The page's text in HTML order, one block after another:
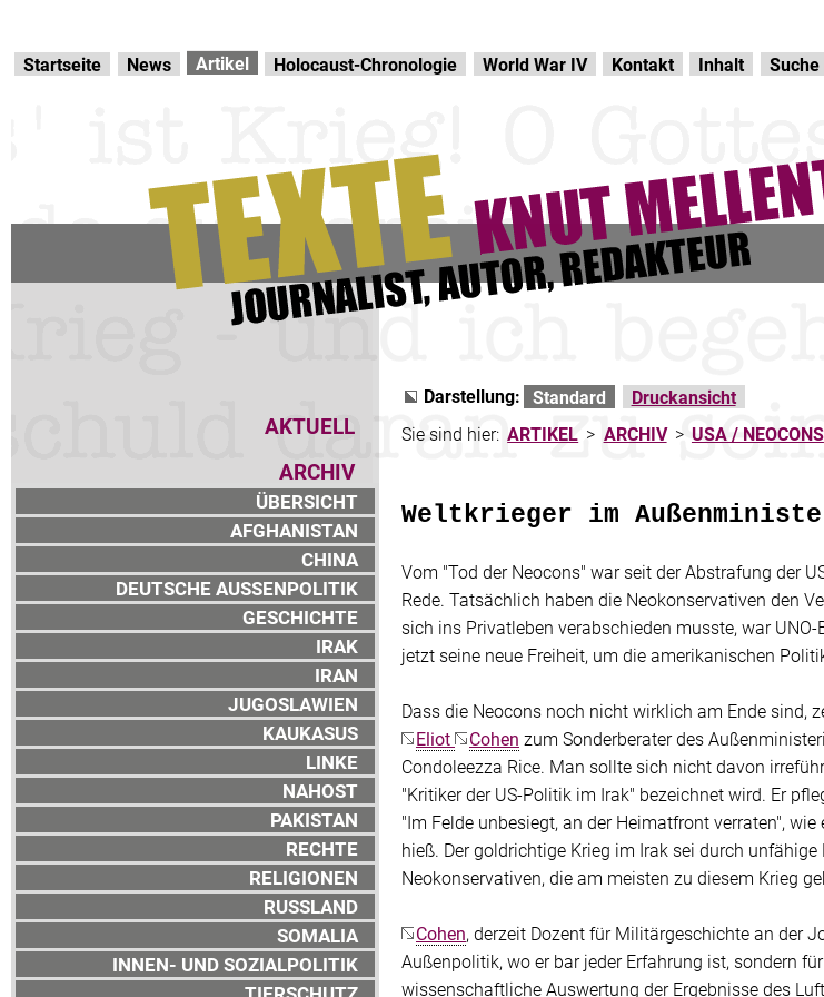
Startseite
News Artikel Holocaust-Chronologie World War IV Kontakt Inhalt Suche
AKTUELL
ARCHIV
ÜBERSICHT
AFGHANISTAN
CHINA
DEUTSCHE AUSSENPOLITIK
GESCHICHTE
IRAK
IRAN
JUGOSLAWIEN
KAUKASUS
LINKE
NAHOST
PAKISTAN
RECHTE
RELIGIONEN
RUSSLAND
SOMALIA
INNEN- UND SOZIALPOLITIK
Darstellung: Standard
Druckansicht
Sie sind hier: ARTIKEL > ARCHIV > USA / NEOCONS
Weltkrieger im
Vom "Tod der Neocons" war seit der Abstrafung der
Rede. Tatsächlich haben die Neokonservativen den
sich ins Privatleben verabschieden musste, war
jetzt seine neue Freiheit, um die amerikanischen
Dass die Neocons noch nicht wirklich am Ende sind,
Eliot
Cohen zum Sonderberater des
Condoleezza Rice. Man sollte sich nicht davon
"Kritiker der US-Politik im Irak" bezeichnet wird. Er
"Im Felde unbesiegt, an der Heimatfront verraten",
hieß. Der goldrichtige Krieg im Irak sei durch
Neokonservativen, die am meisten zu diesem Krieg
Cohen, derzeit Dozent für Militärgeschichte an der
Außenpolitik, wo er bar jeder Erfahrung ist, sondern
wissenschaftliche Auswertung der Ergebnisse des